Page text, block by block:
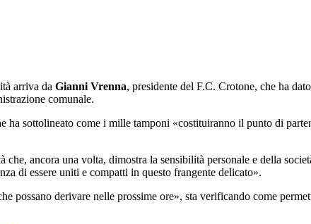
arriva da Gianni Vrenna, presidente del F.C. Crotone, che ha
comunale.
ha sottolineato come i mille tamponi «costituiranno il punto di
ancora una volta, dimostra la sensibilità personale e della
di essere uniti e compatti in questo frangente delicato».
possano derivare nelle prossime ore», sta verificando come